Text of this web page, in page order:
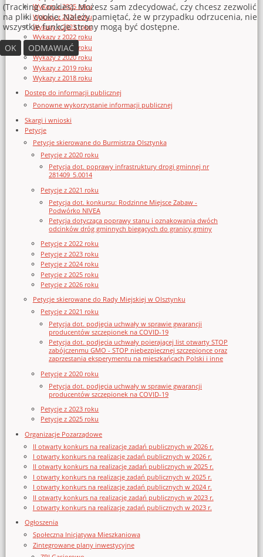
Wykazy z 2025 roku
Wykazy z 2024 roku
Wykazy z 2023 roku
Wykazy z 2022 roku
Wykazy z 2021 roku
Wykazy z 2020 roku
Wykazy z 2019 roku
Wykazy z 2018 roku
Dostęp do informacji publicznej
Ponowne wykorzystanie informacji publicznej
Skargi i wnioski
Petycje
Petycje skierowane do Burmistrza Olsztynka
Petycje z 2020 roku
Petycja dot. poprawy infrastruktury drogi gminnej nr
281409_5.0014
Petycje z 2021 roku
Petycja dot. konkursu: Rodzinne Miejsce Zabaw -
Podwórko NIVEA
Petycja dotycząca poprawy stanu i oznakowania dwóch
odcinków dróg gminnych biegących do granicy gminy
Petycje z 2022 roku
Petycje z 2023 roku
Petycje z 2024 roku
Petycje z 2025 roku
Petycje z 2026 roku
Petycje skierowane do Rady Miejskiej w Olsztynku
Petycje z 2021 roku
Petycja dot. podjęcia uchwały w sprawie gwarancji
producentów szczepionek na COVID-19
Petycja dot. podjęcia uchwały poierającej list otwarty STOP
zabójczenmu GMO - STOP niebezpiecznej szczepionce oraz
zaprzestania eksperymentu na mieszkańcach Polski i inne
Petycje z 2020 roku
Petycja dot. podjęcia uchwały w sprawie gwarancji
producentów szczepionek na COVID-19
Petycje z 2023 roku
Petycje z 2025 roku
Organizacje Pozarządowe
II otwarty konkurs na realizację zadań publicznych w 2026 r.
I otwarty konkurs na realizację zadań publicznych w 2026 r.
II otwarty konkurs na realizację zadań publicznych w 2025 r.
I otwarty konkurs na realizację zadań publicznych w 2025 r.
I otwarty konkurs na realizację zadań publicznych w 2024 r.
II otwarty konkurs na realizację zadań publicznych w 2023 r.
I otwarty konkurs na realizację zadań publicznych w 2023 r.
Ogłoszenia
Społeczna Inicjatywa Mieszkaniowa
Zintegrowane plany inwestycyjne
(Tracking Cookies). Możesz sam zdecydować, czy chcesz zezwolić
na pliki cookie. Należy pamiętać, że w przypadku odrzucenia, nie
wszystkie funkcje strony mogą być dostępne.
OK
ODMAWIAĆ